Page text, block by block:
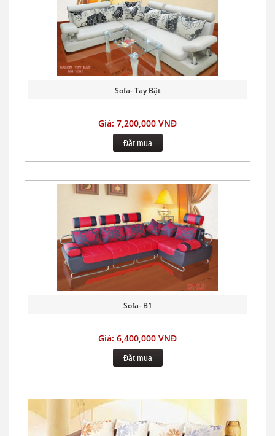
Sofa- Tay Bật
Giá: 7,200,000 VNĐ
Đặt mua
Sofa- B1
Giá: 6,400,000 VNĐ
Đặt mua